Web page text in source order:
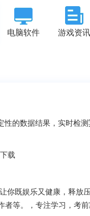
电脑软件 游戏资讯
的数据结果，实时检测
既娱乐又健康，释放
等。，专注学习，考